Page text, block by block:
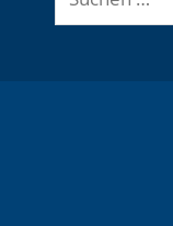
nach: